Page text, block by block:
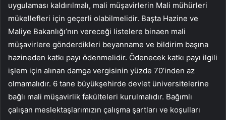
uygulaması kaldırılmalı, mali müşavirlerin Mali mühürleri
mükellefleri için geçerli olabilmelidir. Başta Hazine ve
Maliye Bakanlığı’nın vereceği listelere binaen mali
müşavirlere gönderdikleri beyanname ve bildirim başına
hazineden katkı payı ödenmelidir. Ödenecek katkı payı ilgili
işlem için alınan damga vergisinin yüzde 70’inden az
olmamalıdır. 6 tane büyükşehirde devlet üniversitelerine
bağlı mali müşavirlik fakülteleri kurulmalıdır. Bağımlı
çalışan meslektaşlarımızın çalışma şartları ve koşulları